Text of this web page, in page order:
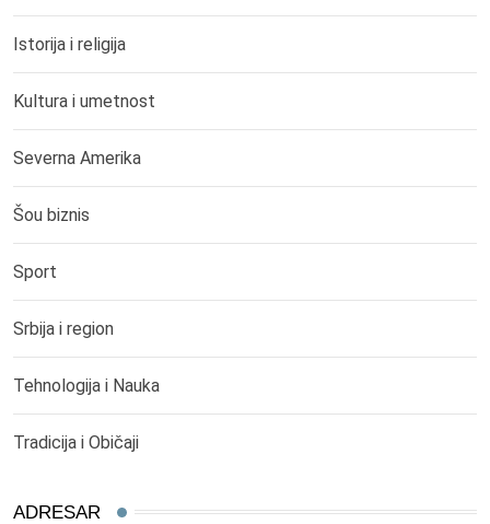
Istorija i religija
Kultura i umetnost
Severna Amerika
Šou biznis
Sport
Srbija i region
Tehnologija i Nauka
Tradicija i Običaji
ADRESAR